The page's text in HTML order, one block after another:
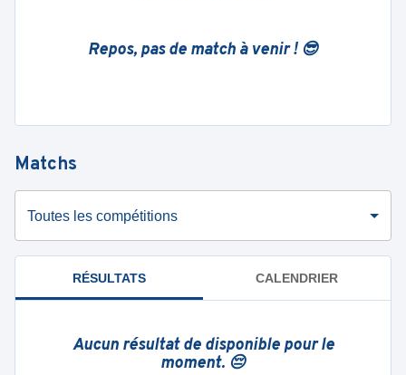
Repos, pas de match à venir ! 😎
Matchs
Toutes les compétitions
RÉSULTATS CALENDRIER
Aucun résultat de disponible pour le
moment. 😔